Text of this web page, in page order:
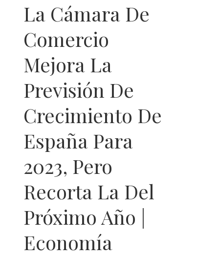
La Cámara De
Comercio
Mejora La
Previsión De
Crecimiento De
España Para
2023, Pero
Recorta La Del
Próximo Año |
Economía